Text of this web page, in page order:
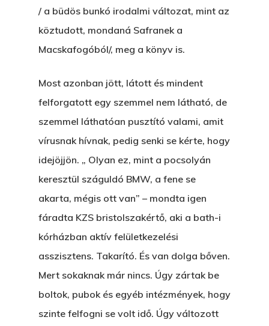
/ a büdös bunkó irodalmi változat, mint az
köztudott, mondaná Safranek a
Macskafogóból/, meg a könyv is.
Most azonban jött, látott és mindent
felforgatott egy szemmel nem látható, de
szemmel láthatóan pusztító valami, amit
vírusnak hívnak, pedig senki se kérte, hogy
idejöjjön. „ Olyan ez, mint a pocsolyán
keresztül száguldó BMW, a fene se
akarta, mégis ott van” – mondta igen
fáradta KZS bristolszakértő, aki a bath-i
kórházban aktív felületkezelési
asszisztens. Takarító. És van dolga bőven.
Mert sokaknak már nincs. Úgy zártak be
boltok, pubok és egyéb intézmények, hogy
szinte felfogni se volt idő. Úgy változott
Akkor És Ott
Nem Szégyen Az
És Akkor A Balta
A Pitli
Pofád, Az Van!
Ment A Hűtlen
Egy Be-Fektetést,
Betli
Egy Világbajnokságot,
VOLT EGYSZER EGY
Hírek
This is an optional,
customizable off canvas
About Salient
The Castle
2500 Castle Dr
Manhattan, NY
T:+216 (0)40 3629
E: